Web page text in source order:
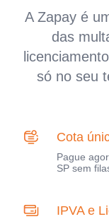
A Zapay é
das
só no seu
Cota
Pague
SP sem
IPVA e